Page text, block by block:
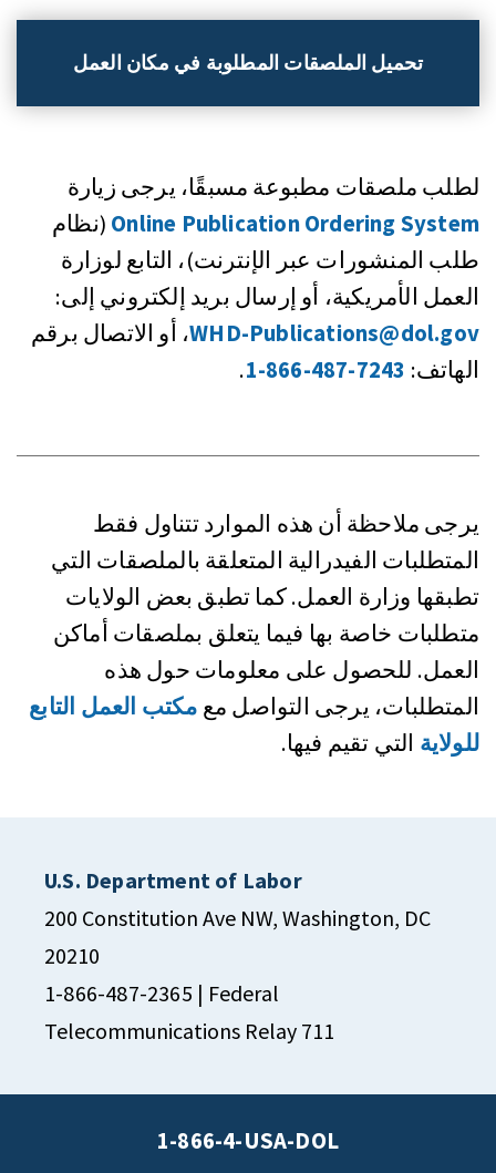
تحميل الملصقات المطلوبة في مكان العمل
لطلب ملصقات مطبوعة مسبقًا، يرجى زيارة
Online Publication Ordering System (نظام
طلب المنشورات عبر الإنترنت)، التابع لوزارة
العمل الأمريكية، أو إرسال بريد إلكتروني إلى:
WHD-Publications@dol.gov، أو الاتصال برقم
الهاتف: ‎1-866-487-7243
.
يرجى ملاحظة أن هذه الموارد تتناول فقط
المتطلبات الفيدرالية المتعلقة بالملصقات التي
تطبقها وزارة العمل. كما تطبق بعض الولايات
متطلبات خاصة بها فيما يتعلق بملصقات أماكن
العمل. للحصول على معلومات حول هذه
المتطلبات، يرجى التواصل مع مكتب العمل التابع
للولاية التي تقيم فيها.
U.S. Department of Labor
200 Constitution Ave NW, Washington, DC
20210
1-866-487-2365 | Federal
Telecommunications Relay 711
1-866-4-USA-DOL